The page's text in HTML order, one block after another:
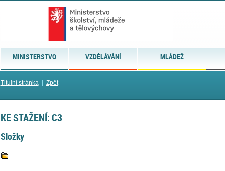
MINISTERSTVO VZDĚLÁVÁNÍ MLÁDEŽ
Titulní stránka| Zpět
KE STAŽENÍ: C3
Složky
..